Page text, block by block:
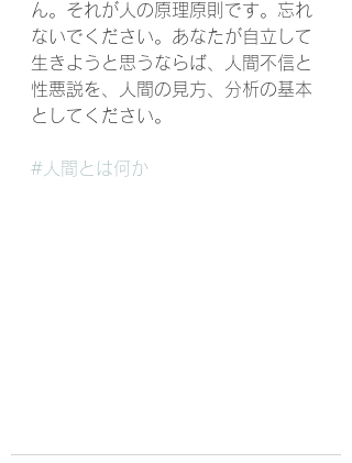
ん。それが人の原理原則です。忘れ
ないでください。あなたが自立して
生きようと思うならば、人間不信と
性悪説を、人間の見方、分析の基本
としてください。
#人間とは何か